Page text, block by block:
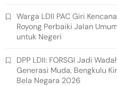
Warga LDII PAC Giri
Royong Perbaiki Jalan
untuk Negeri
DPP LDII: FORSGI Jadi
Generasi Muda, Bengkulu
Bela Negara 2026